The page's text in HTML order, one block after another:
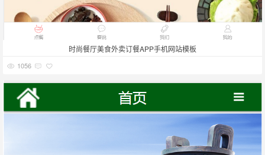
时尚餐厅美食外卖订餐APP手机网站模板
1056